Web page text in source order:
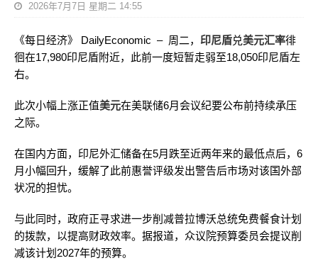
2026年7月7日 星期二 14:55
《每日经济》 DailyEconomic – 周二， 印尼盾兑美元汇率徘
徊在17,980印尼盾附近，此前一度短暂走弱至18,050印尼盾左
右。
此次小幅上涨正值美元在美联储6月会议纪要公布前持续承压
之际。
在国内方面，印尼外汇储备在5月跌至近两年来的最低点后，6
月小幅回升，缓解了此前惠誉评级发出警告后市场对该国外部
状况的担忧。
与此同时，政府正寻求进一步削减普拉博沃总统免费餐食计划
的拨款，以提高财政效率。据报道，众议院预算委员会提议削
减该计划2027年的预算。